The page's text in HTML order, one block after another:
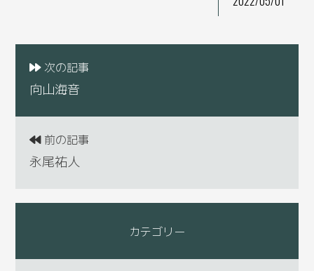
次の記事
向山海音
前の記事
永尾祐人
カテゴリー